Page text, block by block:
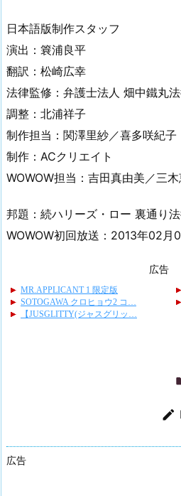
日本語版制作スタッフ
演出：簔浦良平
翻訳：松崎広幸
法律監修：弁護士法人 畑中鐵丸
調整：北浦祥子
制作担当：関澤里紗／喜多咲紀子
制作：ACクリエイト
WOWOW担当：吉田真由美／三
邦題：続ハリーズ・ロー 裏通り
WOWOW初回放送：2013年02月
広告

広告